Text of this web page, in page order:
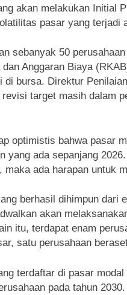
akan melakukan Initial
pasar yang terjadi
sebanyak 50
Anggaran Biaya
bursa. Direktur
target masih dalam
optimistis bahwa pasar
yang ada sepanjang
ada harapan untuk
berhasil dihimpun dari
akan
itu, terdapat enam
satu perusahaan
terdaftar di pasar
pada tahun